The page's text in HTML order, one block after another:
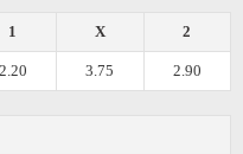
2
X
1
2.90
3.75
2.20